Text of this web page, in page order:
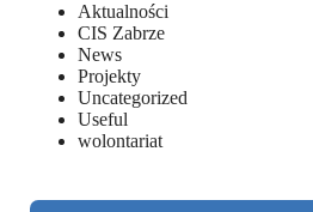
Aktualności
CIS Zabrze
News
Projekty
Uncategorized
Useful
wolontariat